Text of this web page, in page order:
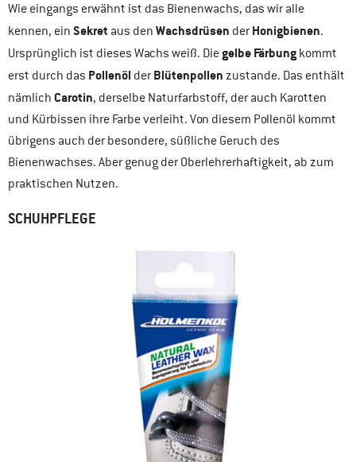
Wie eingangs erwähnt ist das Bienenwachs, das wir alle
kennen, ein Sekret aus den Wachsdrüsen der Honigbienen.
Ursprünglich ist dieses Wachs weiß. Diegelbe Färbung kommt
erst durch das Pollenöl der Blütenpollen zustande. Das enthält
nämlich Carotin, derselbe Naturfarbstoff, der auch Karotten
und Kürbissen ihre Farbe verleiht. Von diesem Pollenöl kommt
übrigens auch der besondere, süßliche Geruch des
Bienenwachses. Aber genug der Oberlehrerhaftigkeit, ab zum
praktischen Nutzen.
SCHUHPFLEGE